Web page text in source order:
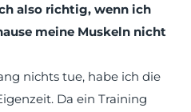
also richtig, wenn ich
meine Muskeln nicht
nichts tue, habe ich die
Da ein Training